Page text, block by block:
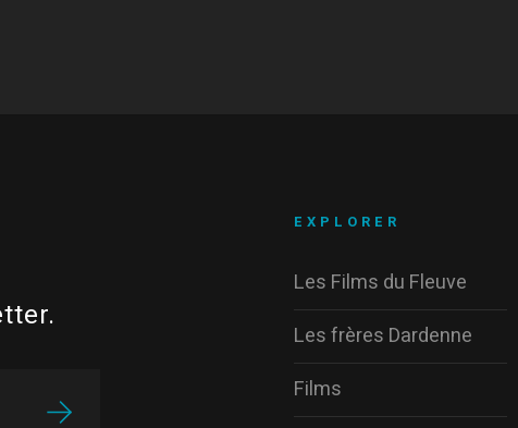
EXPLORER
Les Films du Fleuve
Les frères Dardenne
Films